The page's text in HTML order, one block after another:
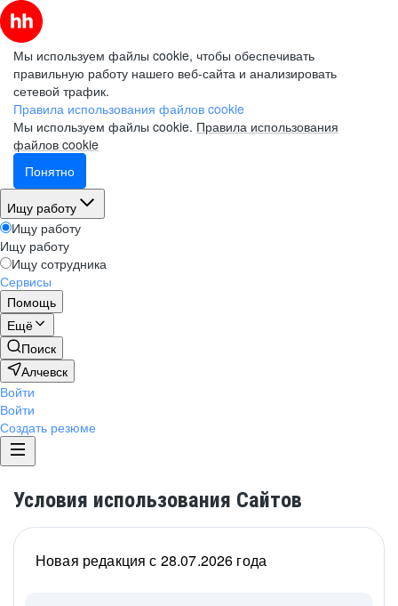
Мы используем файлы cookie, чтобы обеспечивать
правильную работу нашего веб-сайта и анализировать
сетевой трафик.
Правила использования файлов cookie
Мы используем файлы cookie. Правила использования
файлов cookie
Понятно
Ищу работу
Ищу работу
Ищу работу
Ищу сотрудника
Сервисы
Помощь
Ещё
Поиск
Алчевск
Войти
Войти
Создать резюме
Условия использования Сайтов
Новая редакция с 28.07.2026 года